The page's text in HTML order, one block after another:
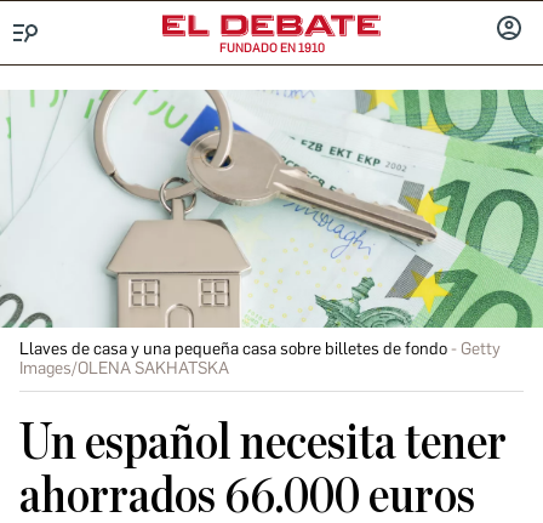
FUNDADO EN 1910
Llaves de casa y una pequeña casa sobre billetes de fondo
Getty
Images/OLENA SAKHATSKA
Un español necesita tener
ahorrados 66.000 euros